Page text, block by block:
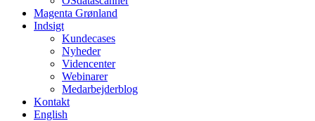
Magenta Grønland
Indsigt
Kundecases
Nyheder
Videncenter
Webinarer
Medarbejderblog
Kontakt
English